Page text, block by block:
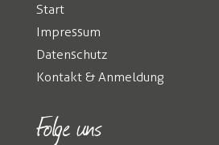
Start
Impressum
Datenschutz
Kontakt & Anmeldung
Folge uns